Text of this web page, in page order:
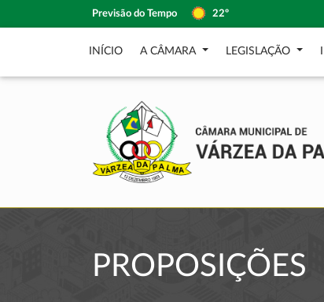
Previsão do Tempo 22º
INÍCIO A CÂMARA LEGISLAÇÃO
PROPOSIÇÕES